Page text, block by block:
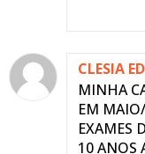
CLESIA
MINHA
EM
EXAMES
10 ANOS